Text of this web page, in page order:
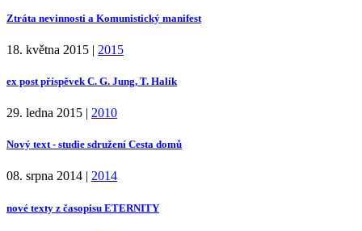
Ztráta nevinnosti a Komunistický manifest
18. května 2015 | 2015
ex post příspěvek C. G. Jung, T. Halík
29. ledna 2015 | 2010
Nový text - studie sdružení Cesta domů
08. srpna 2014 | 2014
nové texty z časopisu ETERNITY